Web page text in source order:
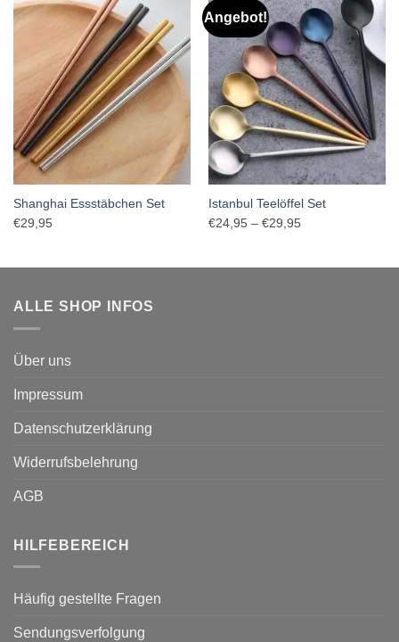
Shanghai Essstäbchen Set
€29,95
Angebot!
Istanbul Teelöffel Set
€24,95 – €29,95Preisspanne:
ALLE SHOP INFOS
Über uns
Impressum
Datenschutzerklärung
Widerrufsbelehrung
AGB
HILFEBEREICH
Häufig gestellte Fragen
Sendungsverfolgung